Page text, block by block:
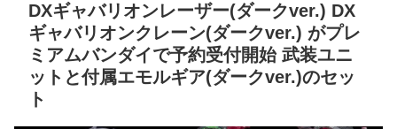
DXギャバリオンレーザー(ダークver.) DX
ギャバリオンクレーン(ダークver.) がプレ
ミアムバンダイで予約受付開始 武装ユニ
ットと付属エモルギア(ダークver.)のセッ
ト